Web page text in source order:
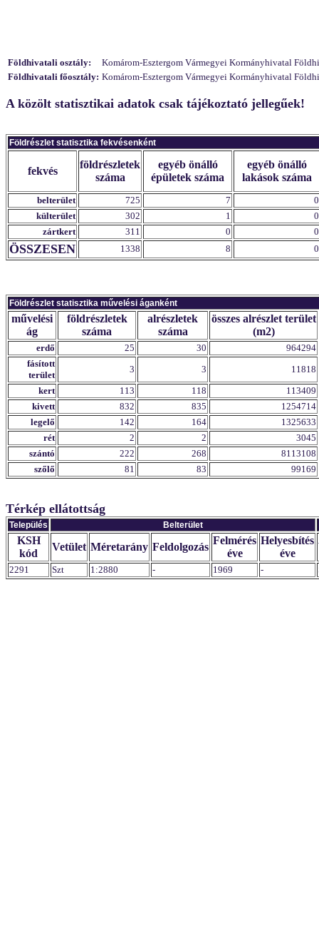
Földhivatali osztály:
Komárom-Esztergom Vármegyei Kormányhivatal
Földhivatali főosztály: Komárom-Esztergom Vármegyei Kormányhivatal
A közölt statisztikai adatok csak tájékoztató jellegűek!
Földrészlet statisztika fekvésenként
fekvés
földrészletek
száma
egyéb önálló
épületek száma
egyéb önálló
lakások száma
belterület 725 7
0
külterület
302 1
0
zártkert
311 0 0
ÖSSZESEN 1338 8 0
Földrészlet statisztika művelési áganként
művelési
ág
földrészletek
száma
alrészletek
száma
összes alrészlet terület
(m2)
erdő 25 30
964294
fásított
terület
3 3
11818
kert
113 118
113409
kivett
832 835
1254714
legelő
142 164
1325633
rét
2 2
3045
szántó
222 268
8113108
szőlő
81 83 99169
Térkép ellátottság
Település Belterület
KSH
kód
Vetület Méretarány Feldolgozás
Felmérés
éve
Helyesbítés
éve
2291 Szt 1:2880 - 1969 -